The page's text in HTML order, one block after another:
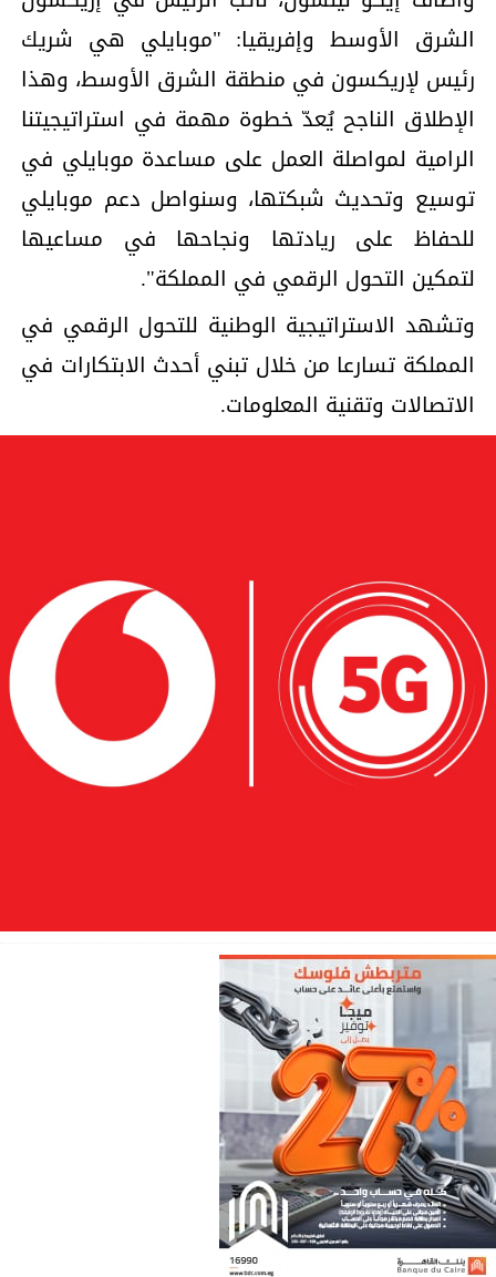
الشرق الأوسط وإفريقيا: "موبايلي هي شريك
رئيس لإريكسون في منطقة الشرق الأوسط، وهذا
الإطلاق الناجح يُعدّ خطوة مهمة في استراتيجيتنا
الرامية لمواصلة العمل على مساعدة موبايلي في
توسيع وتحديث شبكتها، وسنواصل دعم موبايلي
للحفاظ على ريادتها ونجاحها في مساعيها
لتمكين التحول الرقمي في المملكة".
وتشهد الاستراتيجية الوطنية للتحول الرقمي في
المملكة تسارعا من خلال تبني أحدث الابتكارات في
الاتصالات وتقنية المعلومات.